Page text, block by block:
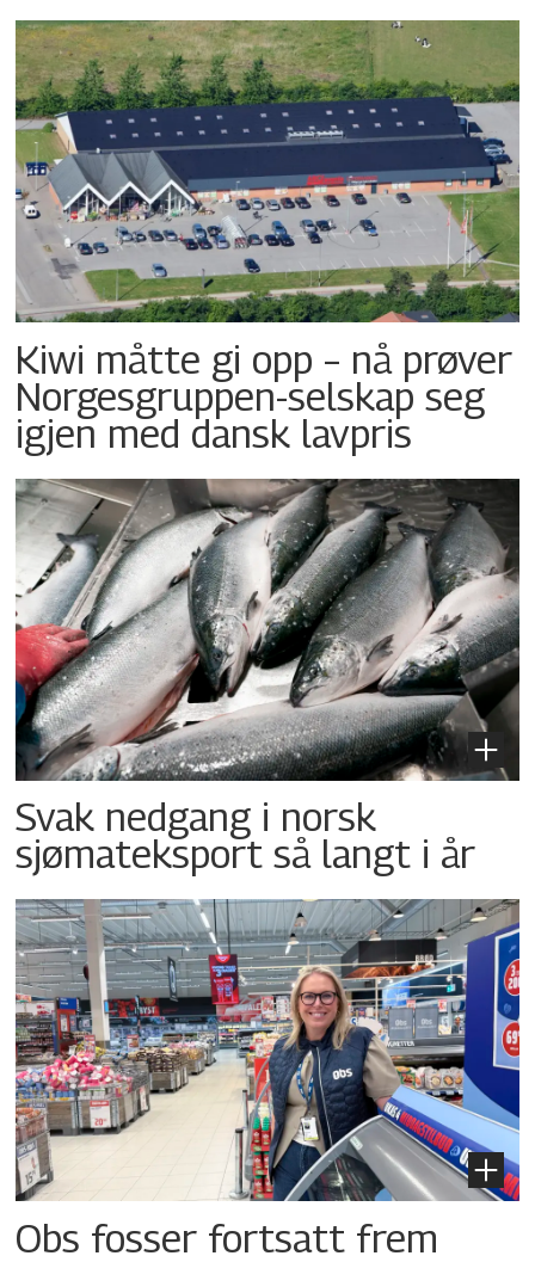
Kiwi måtte gi opp – nå prøver
Norgesgruppen-selskap seg
igjen med dansk lavpris
Svak nedgang i norsk
sjømateksport så langt i år
Obs fosser fortsatt frem